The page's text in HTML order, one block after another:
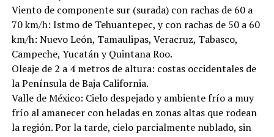
Viento de componente sur (surada) con rachas de 60 a
70 km/h: Istmo de Tehuantepec, y con rachas de 50 a 60
km/h: Nuevo León, Tamaulipas, Veracruz, Tabasco,
Campeche, Yucatán y Quintana Roo.
Oleaje de 2 a 4 metros de altura: costas occidentales de
la Península de Baja California.
Valle de México: Cielo despejado y ambiente frío a muy
frío al amanecer con heladas en zonas altas que rodean
la región. Por la tarde, cielo parcialmente nublado, sin